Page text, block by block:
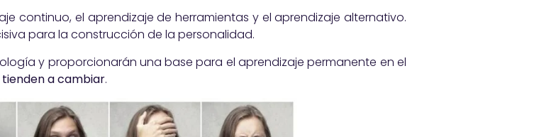
continuo, el aprendizaje de herramientas y el aprendizaje alternativo.
para la construcción de la personalidad.
y proporcionarán una base para el aprendizaje permanente en el
a cambiar.